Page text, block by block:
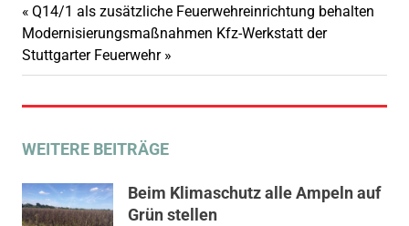
Beitragsnavigation
Vorheriger
Beitrag:
Q14/1 als zusätzliche Feuerwehreinrichtung behalten
Nächster
Beitrag:
Modernisierungsmaßnahmen Kfz-Werkstatt der
Stuttgarter Feuerwehr
WEITERE BEITRÄGE
Beim Klimaschutz alle Ampeln auf
Grün stellen